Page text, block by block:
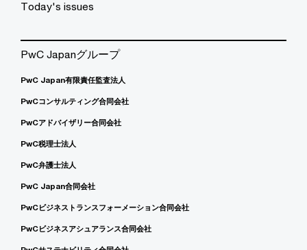
Today's issues
PwC Japanグループ
PwC Japan有限責任監査法人
PwCコンサルティング合同会社
PwCアドバイザリー合同会社
PwC税理士法人
PwC弁護士法人
PwC Japan合同会社
PwCビジネストランスフォーメーション合同会社
PwCビジネスアシュアランス合同会社